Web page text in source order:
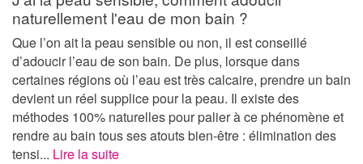
naturellement l'eau de mon bain ?
Que l’on ait la peau sensible ou non, il est conseillé
d’adoucir l’eau de son bain. De plus, lorsque dans
certaines régions où l’eau est très calcaire, prendre un bain
devient un réel supplice pour la peau. Il existe des
méthodes 100% naturelles pour palier à ce phénomène et
rendre au bain tous ses atouts bien-être : élimination des
tensi... Lire la suite